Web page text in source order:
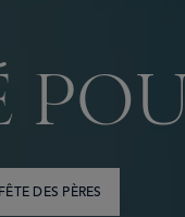
DES PÈRES